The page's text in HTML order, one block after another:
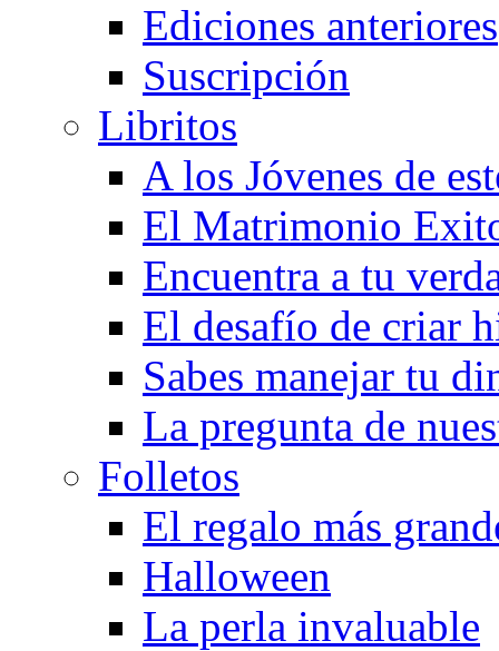
Ediciones anteriores
Suscripción
Libritos
A los Jóvenes de
El Matrimonio
Encuentra a tu
El desafío de criar
Sabes manejar tu
La pregunta de
Folletos
El regalo más
Halloween
La perla invaluable